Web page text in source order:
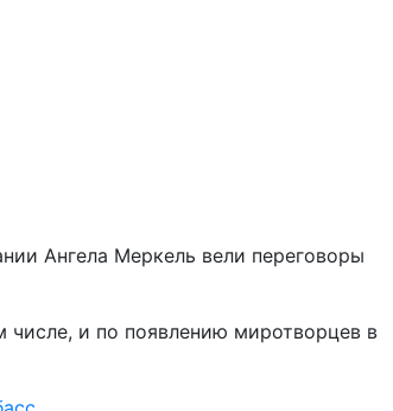
Ангела Меркель вели переговоры
числе, и по появлению миротворцев в